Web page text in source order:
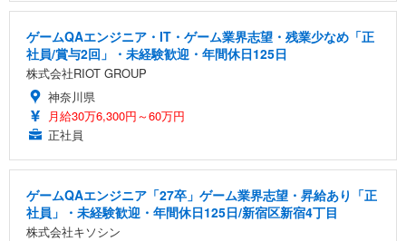
ゲームQAエンジニア・IT・ゲーム業界志望・残業少なめ「正
社員/賞与2回」・未経験歓迎・年間休日125日
株式会社RIOT GROUP
神奈川県
月給30万6,300円～60万円
正社員
ゲームQAエンジニア「27卒」ゲーム業界志望・昇給あり「正
社員」・未経験歓迎・年間休日125日/新宿区新宿4丁目
株式会社キソシン